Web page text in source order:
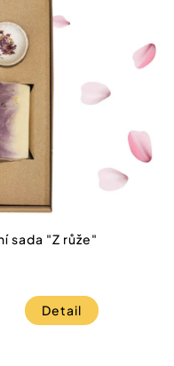
sada "Z růže"
Detail